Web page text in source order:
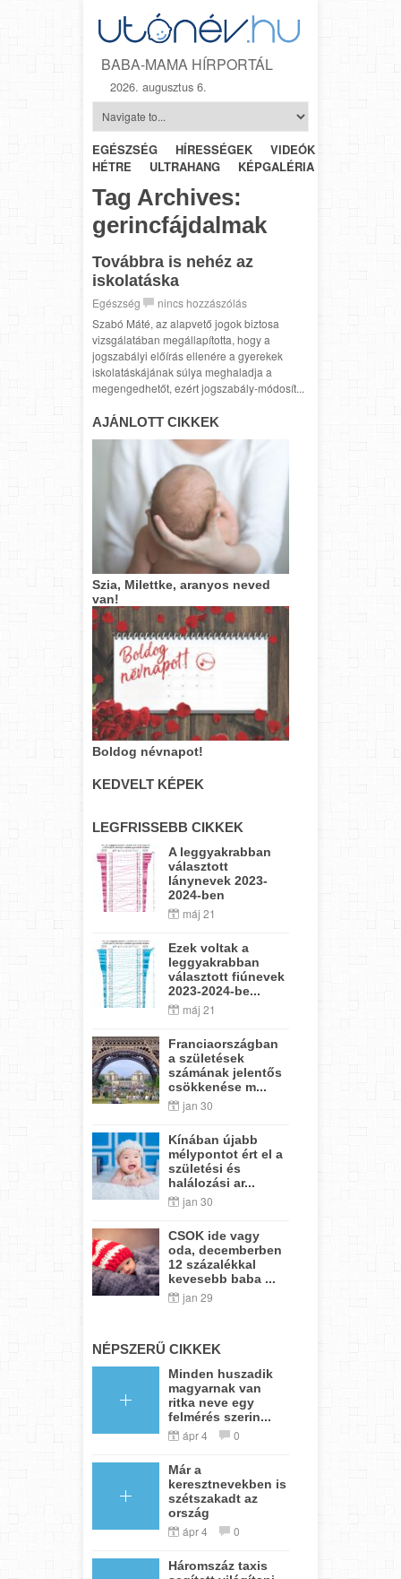
BABA-MAMA HÍRPORTÁL
2026. augusztus 6.
EGÉSZSÉG HÍRESSÉGEK VIDEÓK
HÉTRŐL-
HÉTRE
ULTRAHANG KÉPGALÉRIA
Tag Archives:
gerincfájdalmak
Továbbra is nehéz az
iskolatáska
Egészség
nincs hozzászólás
Szabó Máté, az alapvető jogok biztosa
vizsgálatában megállapította, hogy a
jogszabályi előírás ellenére a gyerekek
iskolatáskájának súlya meghaladja a
megengedhetőt, ezért jogszabály-módosít...
AJÁNLOTT CIKKEK
Szia, Milettke, aranyos neved
van!
Boldog névnapot!
KEDVELT KÉPEK
LEGFRISSEBB CIKKEK
A leggyakrabban
választott
lánynevek 2023-
2024-ben
máj 21
Ezek voltak a
leggyakrabban
választott fiúnevek
2023-2024-be...
máj 21
Franciaországban
a születések
számának jelentős
csökkenése m...
jan 30
Kínában újabb
mélypontot ért el a
születési és
halálozási ar...
jan 30
CSOK ide vagy
oda, decemberben
12 százalékkal
kevesebb baba ...
jan 29
NÉPSZERŰ CIKKEK
Minden huszadik
magyarnak van
ritka neve egy
felmérés szerin...
ápr 4 0
Már a
keresztnevekben is
szétszakadt az
ország
ápr 4 0
Háromszáz taxis